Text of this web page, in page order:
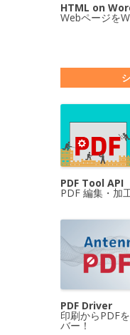
HTML on
Webページを
PDF Tool API
PDF 編集・加
PDF Driver
印刷からPDF
バー！